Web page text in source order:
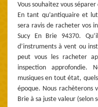
Vous souhaitez vous
En tant qu’antiquaire et
sera ravis de racheter vos
Sucy En Brie 94370.
d’instruments à vent ou
peut vous les racheter
inspection approfondie.
musiques en tout état,
époque. Nous rachèterons
Brie à sa juste valeur (selon